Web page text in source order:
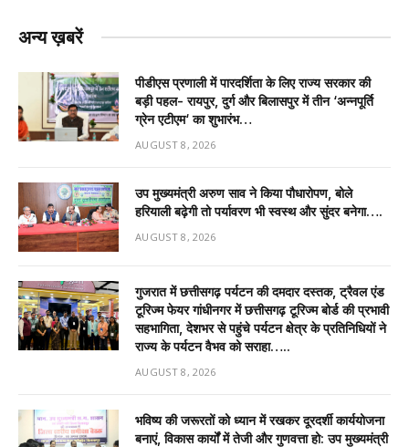
अन्य ख़बरें
पीडीएस प्रणाली में पारदर्शिता के लिए राज्य सरकार की
बड़ी पहल- रायपुर, दुर्ग और बिलासपुर में तीन ‘अन्नपूर्ति
ग्रेन एटीएम‘ का शुभारंभ…
AUGUST 8, 2026
उप मुख्यमंत्री अरुण साव ने किया पौधारोपण, बोले
हरियाली बढ़ेगी तो पर्यावरण भी स्वस्थ और सुंदर बनेगा….
AUGUST 8, 2026
गुजरात में छत्तीसगढ़ पर्यटन की दमदार दस्तक, ट्रैवल एंड
टूरिज्म फेयर गांधीनगर में छत्तीसगढ़ टूरिज्म बोर्ड की प्रभावी
सहभागिता, देशभर से पहुंचे पर्यटन क्षेत्र के प्रतिनिधियों ने
राज्य के पर्यटन वैभव को सराहा…..
AUGUST 8, 2026
भविष्य की जरूरतों को ध्यान में रखकर दूरदर्शी कार्ययोजना
बनाएं, विकास कार्यों में तेजी और गुणवत्ता हो: उप मुख्यमंत्री